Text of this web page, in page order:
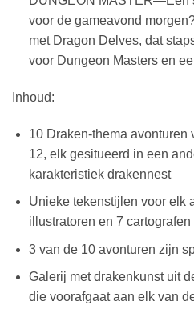
voor de gameavond
met Dragon Delves, dat
voor Dungeon Masters en
Inhoud:
10 Draken-thema avonturen
12, elk gesitueerd in een
karakteristiek drakennest
Unieke tekenstijlen voor elk
illustratoren en 7 cartografen
3 van de 10 avonturen zijn
Galerij met drakenkunst uit
die voorafgaat aan elk van